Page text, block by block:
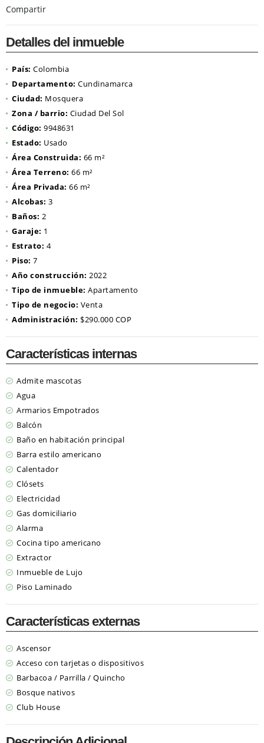
Compartir
Detalles del inmueble
País: Colombia
Departamento: Cundinamarca
Ciudad: Mosquera
Zona / barrio: Ciudad Del Sol
Código: 9948631
Estado: Usado
Área Construida: 66 m²
Área Terreno: 66 m²
Área Privada: 66 m²
Alcobas: 3
Baños: 2
Garaje: 1
Estrato: 4
Piso: 7
Año construcción: 2022
Tipo de inmueble: Apartamento
Tipo de negocio: Venta
Administración: $290.000 COP
Características internas
Admite mascotas
Agua
Armarios Empotrados
Balcón
Baño en habitación principal
Barra estilo americano
Calentador
Clósets
Electricidad
Gas domiciliario
Alarma
Cocina tipo americano
Extractor
Inmueble de Lujo
Piso Laminado
Características externas
Ascensor
Acceso con tarjetas o dispositivos
Barbacoa / Parrilla / Quincho
Bosque nativos
Club House